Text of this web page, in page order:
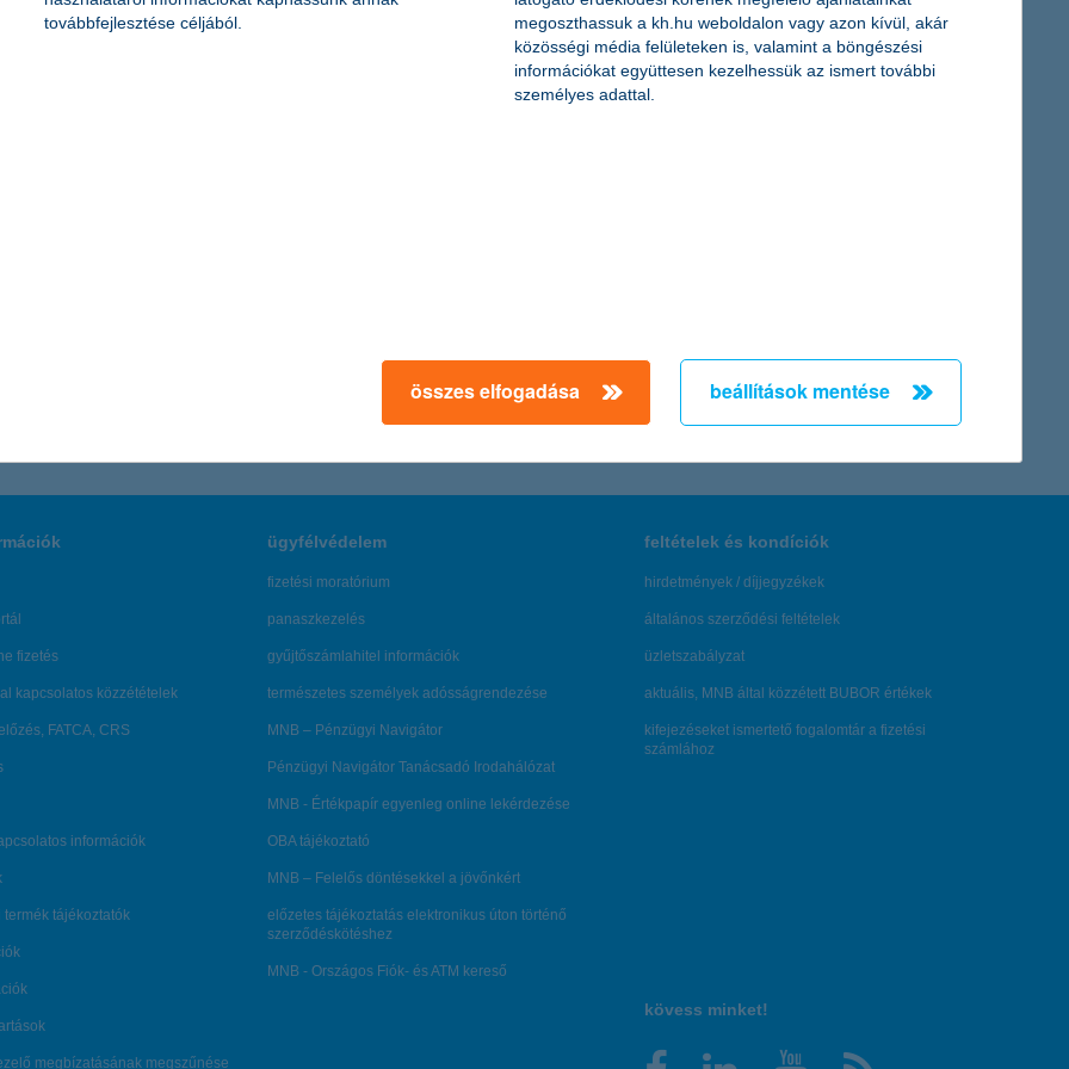
sport. Indul az első számú hazai e-sport bajnokság, a K&H Magyar Nemzeti E-sport Bajnokság 2020-as alapszakasza, ahol idén 7
← Első Előző Következő utolsó →
fizetés
kapcsolatos közzétételek
FATCA, CRS
információk
termék tájékoztatók
megbízatásának megszűnése
ügyfélvédelem
fizetési moratórium
panaszkezelés
gyűjtőszámlahitel információk
természetes személyek adósságrendezése
MNB – Pénzügyi Navigátor
Pénzügyi Navigátor Tanácsadó Irodahálózat
MNB - Értékpapír egyenleg online lekérdezése
OBA tájékoztató
MNB – Felelős döntésekkel a jövőnkért
előzetes tájékoztatás elektronikus úton történő
szerződéskötéshez
MNB - Országos Fiók- és ATM kereső
feltételek és kondíciók
hirdetmények / díjjegyzékek
általános szerződési feltételek
üzletszabályzat
aktuális, MNB által közzétett BUBOR értékek
kifejezéseket ismertető fogalomtár a fizetési
számlához
kövess minket!
továbbfejlesztése céljából.
megoszthassuk a kh.hu weboldalon vagy azon kívül, akár
közösségi média felületeken is, valamint a böngészési
információkat együttesen kezelhessük az ismert további
személyes adattal.
összes elfogadása beállítások mentése